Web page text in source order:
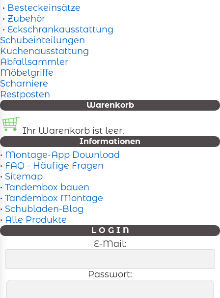
• Besteckeinsätze
• Zubehör
• Eckschrankausstattung
Schubeinteilungen
Küchenausstattung
Abfallsammler
Möbelgriffe
Scharniere
Restposten
Warenkorb
Ihr Warenkorb ist leer.
Informationen
• Montage-App Download
• FAQ - Häufige Fragen
• Sitemap
• Tandembox bauen
• Tandembox Montage
• Schubladen-Blog
• Alle Produkte
L O G I N
E-Mail:
Passwort: